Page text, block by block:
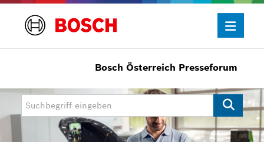
Presseinformationen
Allgemein/Wirtschaft
Bosch Innovationspreis
Bosch Österreich Presseforum